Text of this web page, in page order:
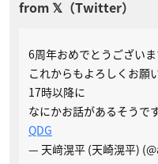
6周年おめでとうござい
これからもよろしくお願
17時以降に
なにかお話があるそうで
QDG
— 天﨑滉平 (天崎滉平)